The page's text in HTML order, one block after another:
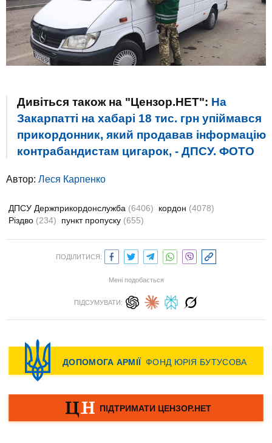
Дивіться також на "Цензор.НЕТ": На
Закарпатті на хабарі 18 тис. грн упіймався
прикордонник, який продавав інформацію
контрабандистам цигарок, - ДПСУ. ФОТО
Автор: Леся Карпенко
ДПСУ Держприкордонслужба (6406) кордон (4078)
Різдво (234) пункт пропуску (655)
ПОДІЛИТИСЯ:
Мені подобається
ПІДСУМУВАТИ: